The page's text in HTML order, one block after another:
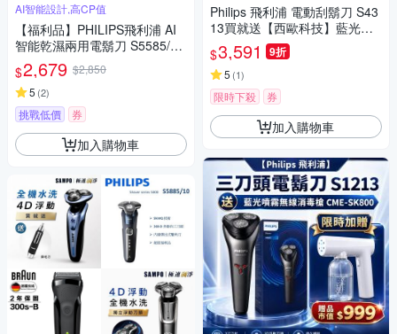
AI智能設計,高CP值
【福利品】PHILIPS飛利浦 AI
智能乾濕兩用電鬍刀 S5585/20
(一年保固)
$2,679 $2,850
5 (2)
挑戰低價 券
加入購物車
Philips 飛利浦 電動刮鬍刀 S43
13買就送【西歐科技】藍光噴
霧無線消毒槍CME-SK800
$3,591 9折
5 (1)
限時下殺 券
加入購物車